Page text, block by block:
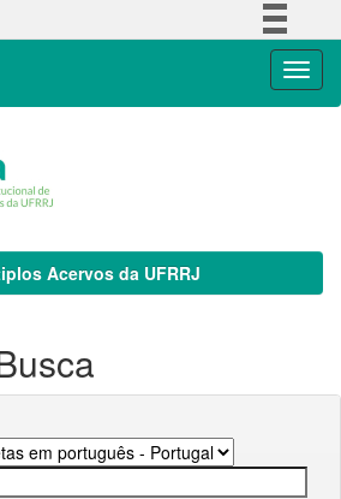
Acervos da UFRRJ